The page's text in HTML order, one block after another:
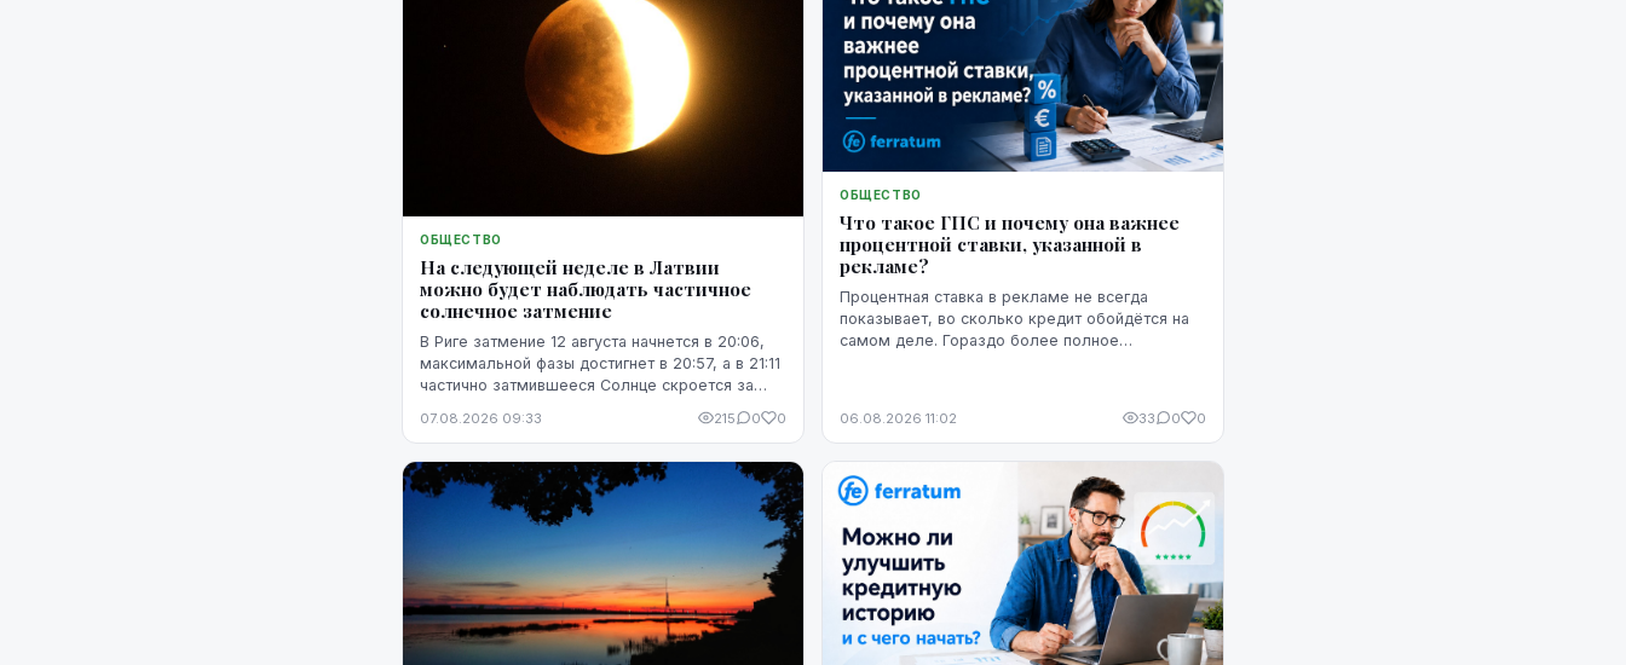
ОБЩЕСТВО
На следующей неделе в Латвии
можно будет наблюдать частичное
солнечное затмение
В Риге затмение 12 августа начнется в 20:06,
максимальной фазы достигнет в 20:57, а в 21:11
частично затмившееся Солнце скроется за
07.08.2026 09:33 215 0 0
ОБЩЕСТВО
Что такое ГПС и почему она важнее
процентной ставки, указанной в
рекламе?
Процентная ставка в рекламе не всегда
показывает, во сколько кредит обойдётся на
самом деле. Гораздо более полное
06.08.2026 11:02 33 0 0